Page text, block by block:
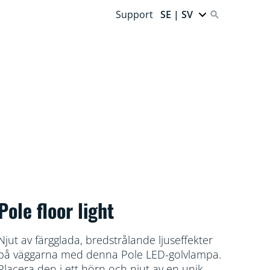
Support SE | SV
floor light
av färgglada, bredstrålande ljuseffekter
väggarna med denna Pole LED-golvlampa.